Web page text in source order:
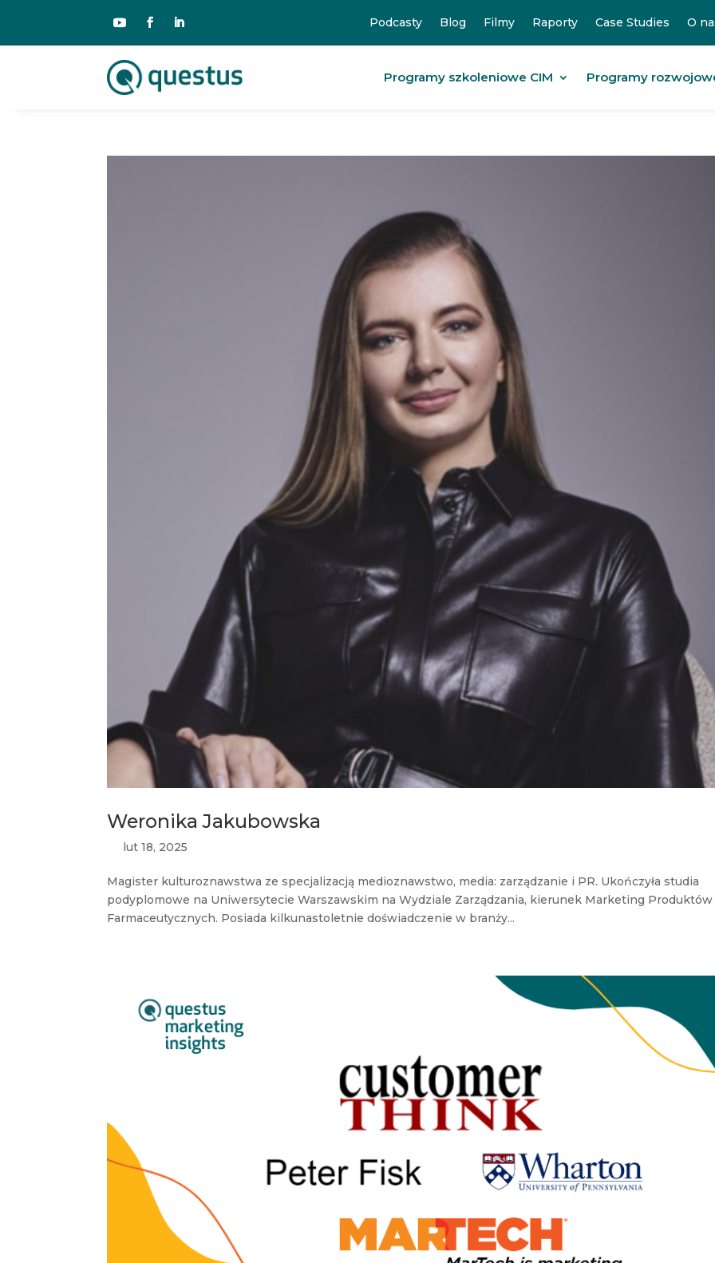
Podcasty Blog Filmy Raporty Case Studies O
Programy szkoleniowe CIM Programy
Weronika Jakubowska
lut 18, 2025
Magister kulturoznawstwa ze specjalizacją medioznawstwo, media: zarządzanie i PR. Ukończyła studia
podyplomowe na Uniwersytecie Warszawskim na Wydziale Zarządzania, kierunek Marketing Produktów
Farmaceutycznych. Posiada kilkunastoletnie doświadczenie w branży...